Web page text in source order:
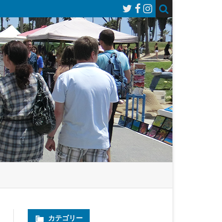
カテゴリー